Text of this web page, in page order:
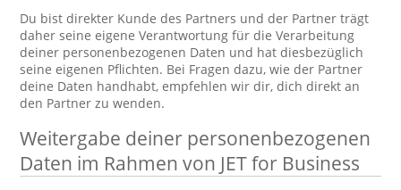
Du bist direkter Kunde des Partners und der Partner trägt
daher seine eigene Verantwortung für die Verarbeitung
deiner personenbezogenen Daten und hat diesbezüglich
seine eigenen Pflichten. Bei Fragen dazu, wie der Partner
deine Daten handhabt, empfehlen wir dir, dich direkt an
den Partner zu wenden.
Weitergabe deiner personenbezogenen
Daten im Rahmen von JET for Business